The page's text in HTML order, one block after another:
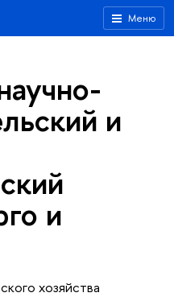
Меню
и
и
хозяйства